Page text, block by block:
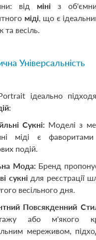
від міні з
міді, що є
та весіль.
Універсальність
ідеально
:
Сукні: Моделі з
міді є
подій.
Мода: Бренд
сукнідля реєстрації
весільного дня.
Повсякденний
або м'якого
мереживом,